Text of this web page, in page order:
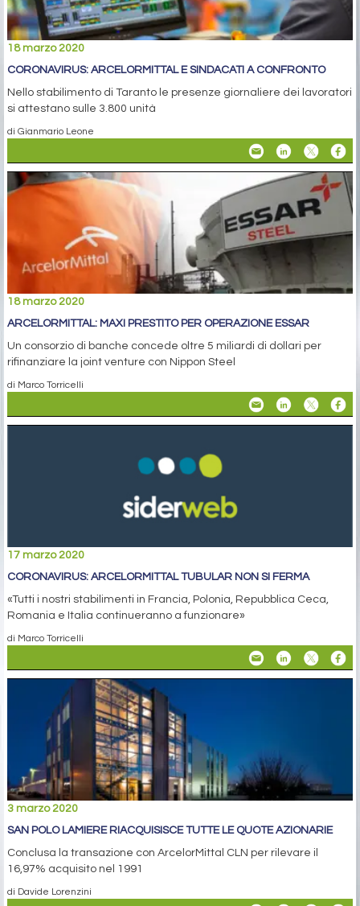
18 marzo 2020
CORONAVIRUS: ARCELORMITTAL E SINDACATI A CONFRONTO
Nello stabilimento di Taranto le presenze giornaliere dei lavoratori
si attestano sulle 3.800 unità
di Gianmario Leone
18 marzo 2020
ARCELORMITTAL: MAXI PRESTITO PER OPERAZIONE ESSAR
Un consorzio di banche concede oltre 5 miliardi di dollari per
rifinanziare la joint venture con Nippon Steel
di Marco Torricelli
17 marzo 2020
CORONAVIRUS: ARCELORMITTAL TUBULAR NON SI FERMA
«Tutti i nostri stabilimenti in Francia, Polonia, Repubblica Ceca,
Romania e Italia continueranno a funzionare»
di Marco Torricelli
3 marzo 2020
SAN POLO LAMIERE RIACQUISISCE TUTTE LE QUOTE AZIONARIE
Conclusa la transazione con ArcelorMittal CLN per rilevare il
16,97% acquisito nel 1991
di Davide Lorenzini